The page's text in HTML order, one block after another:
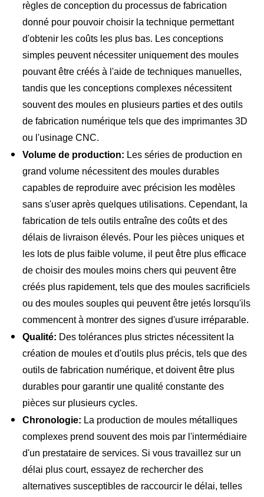
règles de conception du processus de fabrication
donné pour pouvoir choisir la technique permettant
d'obtenir les coûts les plus bas. Les conceptions
simples peuvent nécessiter uniquement des moules
pouvant être créés à l'aide de techniques manuelles,
tandis que les conceptions complexes nécessitent
souvent des moules en plusieurs parties et des outils
de fabrication numérique tels que des imprimantes 3D
ou l'usinage CNC.
Volume de production: Les séries de production en
grand volume nécessitent des moules durables
capables de reproduire avec précision les modèles
sans s'user après quelques utilisations. Cependant, la
fabrication de tels outils entraîne des coûts et des
délais de livraison élevés. Pour les pièces uniques et
les lots de plus faible volume, il peut être plus efficace
de choisir des moules moins chers qui peuvent être
créés plus rapidement, tels que des moules sacrificiels
ou des moules souples qui peuvent être jetés lorsqu'ils
commencent à montrer des signes d'usure irréparable.
Qualité: Des tolérances plus strictes nécessitent la
création de moules et d'outils plus précis, tels que des
outils de fabrication numérique, et doivent être plus
durables pour garantir une qualité constante des
pièces sur plusieurs cycles.
Chronologie: La production de moules métalliques
complexes prend souvent des mois par l'intermédiaire
d'un prestataire de services. Si vous travaillez sur un
délai plus court, essayez de rechercher des
alternatives susceptibles de raccourcir le délai, telles